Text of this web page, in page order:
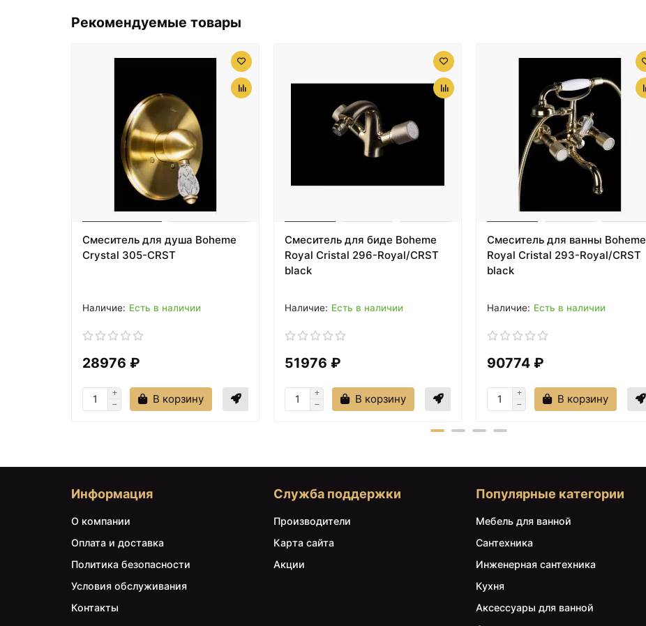
Рекомендуемые товары
Смеситель для душа Boheme
Crystal 305-CRST
Есть в наличии
28976 ₽
В корзину
Смеситель для биде Boheme
Royal Cristal 296-Royal/CRST
black
Есть в наличии
51976 ₽
В корзину
Смеситель для ванны Boheme
Royal Cristal 293-Royal/CRST
black
Есть в наличии
90774 ₽
В корзину
Информация
О компании
Оплата и доставка
Политика безопасности
Условия обслуживания
Контакты
Служба поддержки
Производители
Карта сайта
Акции
Популярные категории
Мебель для ванной
Сантехника
Инженерная сантехника
Кухня
Аксессуары для ванной